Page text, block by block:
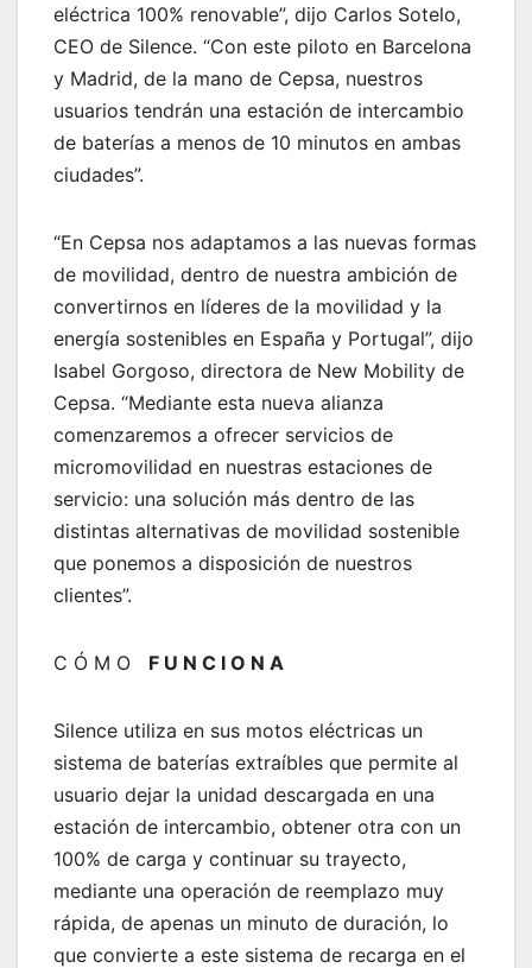
eléctrica 100% renovable”, dijo Carlos Sotelo,
CEO de Silence. “Con este piloto en Barcelona
y Madrid, de la mano de Cepsa, nuestros
usuarios tendrán una estación de intercambio
de baterías a menos de 10 minutos en ambas
ciudades”.
“En Cepsa nos adaptamos a las nuevas formas
de movilidad, dentro de nuestra ambición de
convertirnos en líderes de la movilidad y la
energía sostenibles en España y Portugal”, dijo
Isabel Gorgoso, directora de New Mobility de
Cepsa. “Mediante esta nueva alianza
comenzaremos a ofrecer servicios de
micromovilidad en nuestras estaciones de
servicio: una solución más dentro de las
distintas alternativas de movilidad sostenible
que ponemos a disposición de nuestros
clientes”.
C Ó M O F U N C I O N A
Silence utiliza en sus motos eléctricas un
sistema de baterías extraíbles que permite al
usuario dejar la unidad descargada en una
estación de intercambio, obtener otra con un
100% de carga y continuar su trayecto,
mediante una operación de reemplazo muy
rápida, de apenas un minuto de duración, lo
que convierte a este sistema de recarga en el